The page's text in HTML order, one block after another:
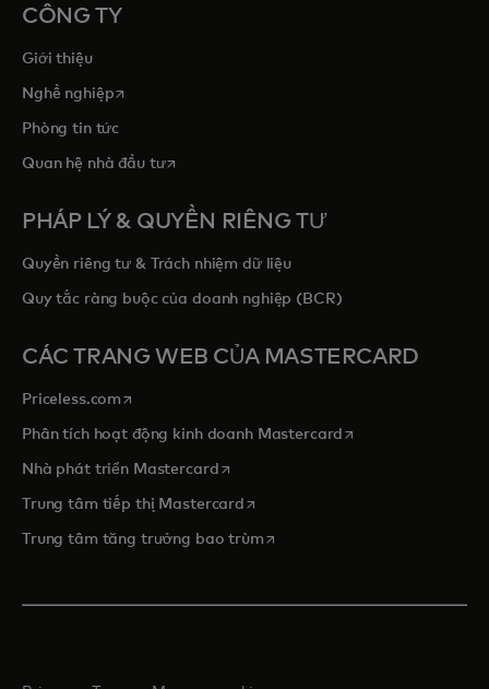
CÔNG TY
Giới thiệu
Nghề nghiệpopens in a new tab
Phòng tin tức
Quan hệ nhà đầu tưopens in a new tab
PHÁP LÝ & QUYỀN RIÊNG TƯ
Quyền riêng tư & Trách nhiệm dữ liệu
Quy tắc ràng buộc của doanh nghiệp (BCR)
CÁC TRANG WEB CỦA MASTERCARD
Priceless.com opens in a new tab
Phân tích hoạt động kinh doanh Mastercard opens in a new tab
Nhà phát triển Mastercardopens in a new tab
Trung tâm tiếp thị Mastercardopens in a new tab
Trung tâm tăng trưởng bao trùmopens in a new tab